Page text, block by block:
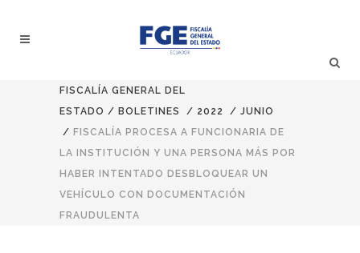
FISCALÍA GENERAL DEL
ESTADO / BOLETINES / 2022 / JUNIO
/ FISCALÍA PROCESA A FUNCIONARIA DE
LA INSTITUCIÓN Y UNA PERSONA MÁS POR
HABER INTENTADO DESBLOQUEAR UN
VEHÍCULO CON DOCUMENTACIÓN
FRAUDULENTA